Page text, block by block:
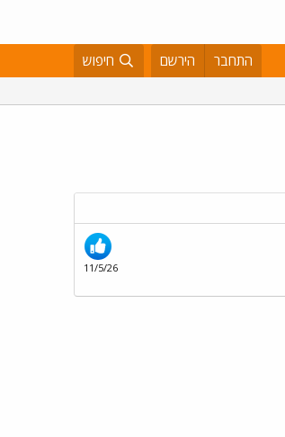
התחבר הירשם חיפוש
11/5/26